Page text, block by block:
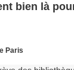
bien là
Paris